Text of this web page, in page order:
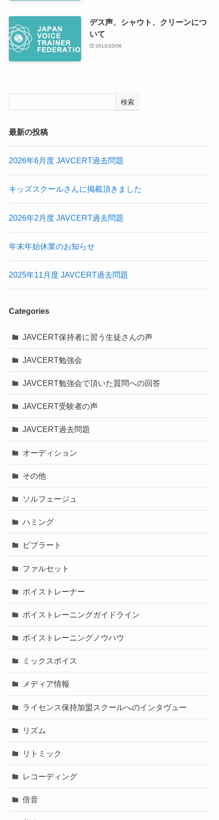
デス声、シャウト、クリーンにつ
いて
2013/10/06
検索
最新の投稿
2026年6月度 JAVCERT過去問題
キッズスクールさんに掲載頂きました
2026年2月度 JAVCERT過去問題
年末年始休業のお知らせ
2025年11月度 JAVCERT過去問題
Categories
JAVCERT保持者に習う生徒さんの声
JAVCERT勉強会
JAVCERT勉強会で頂いた質問への回答
JAVCERT受験者の声
JAVCERT過去問題
オーディション
その他
ソルフェージュ
ハミング
ビブラート
ファルセット
ボイストレーナー
ボイストレーニングガイドライン
ボイストレーニングノウハウ
ミックスボイス
メディア情報
ライセンス保持加盟スクールへのインタヴュー
リズム
リトミック
レコーディング
倍音